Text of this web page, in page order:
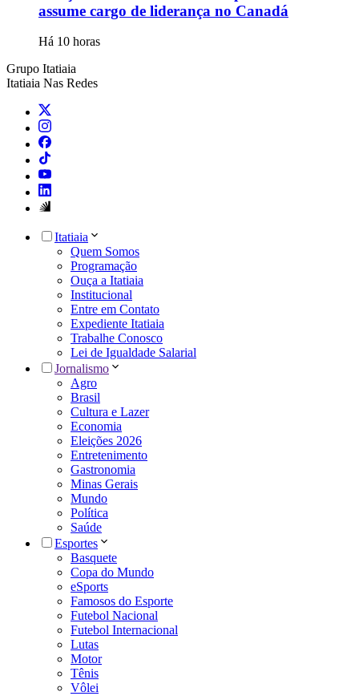
assume cargo de liderança no Canadá
Há 10 horas
Grupo Itatiaia
Itatiaia Nas Redes
Itatiaia
Quem Somos
Programação
Ouça a Itatiaia
Institucional
Entre em Contato
Expediente Itatiaia
Trabalhe Conosco
Lei de Igualdade Salarial
Jornalismo
Agro
Brasil
Cultura e Lazer
Economia
Eleições 2026
Entretenimento
Gastronomia
Minas Gerais
Mundo
Política
Saúde
Esportes
Basquete
Copa do Mundo
eSports
Famosos do Esporte
Futebol Nacional
Futebol Internacional
Lutas
Motor
Tênis
Vôlei